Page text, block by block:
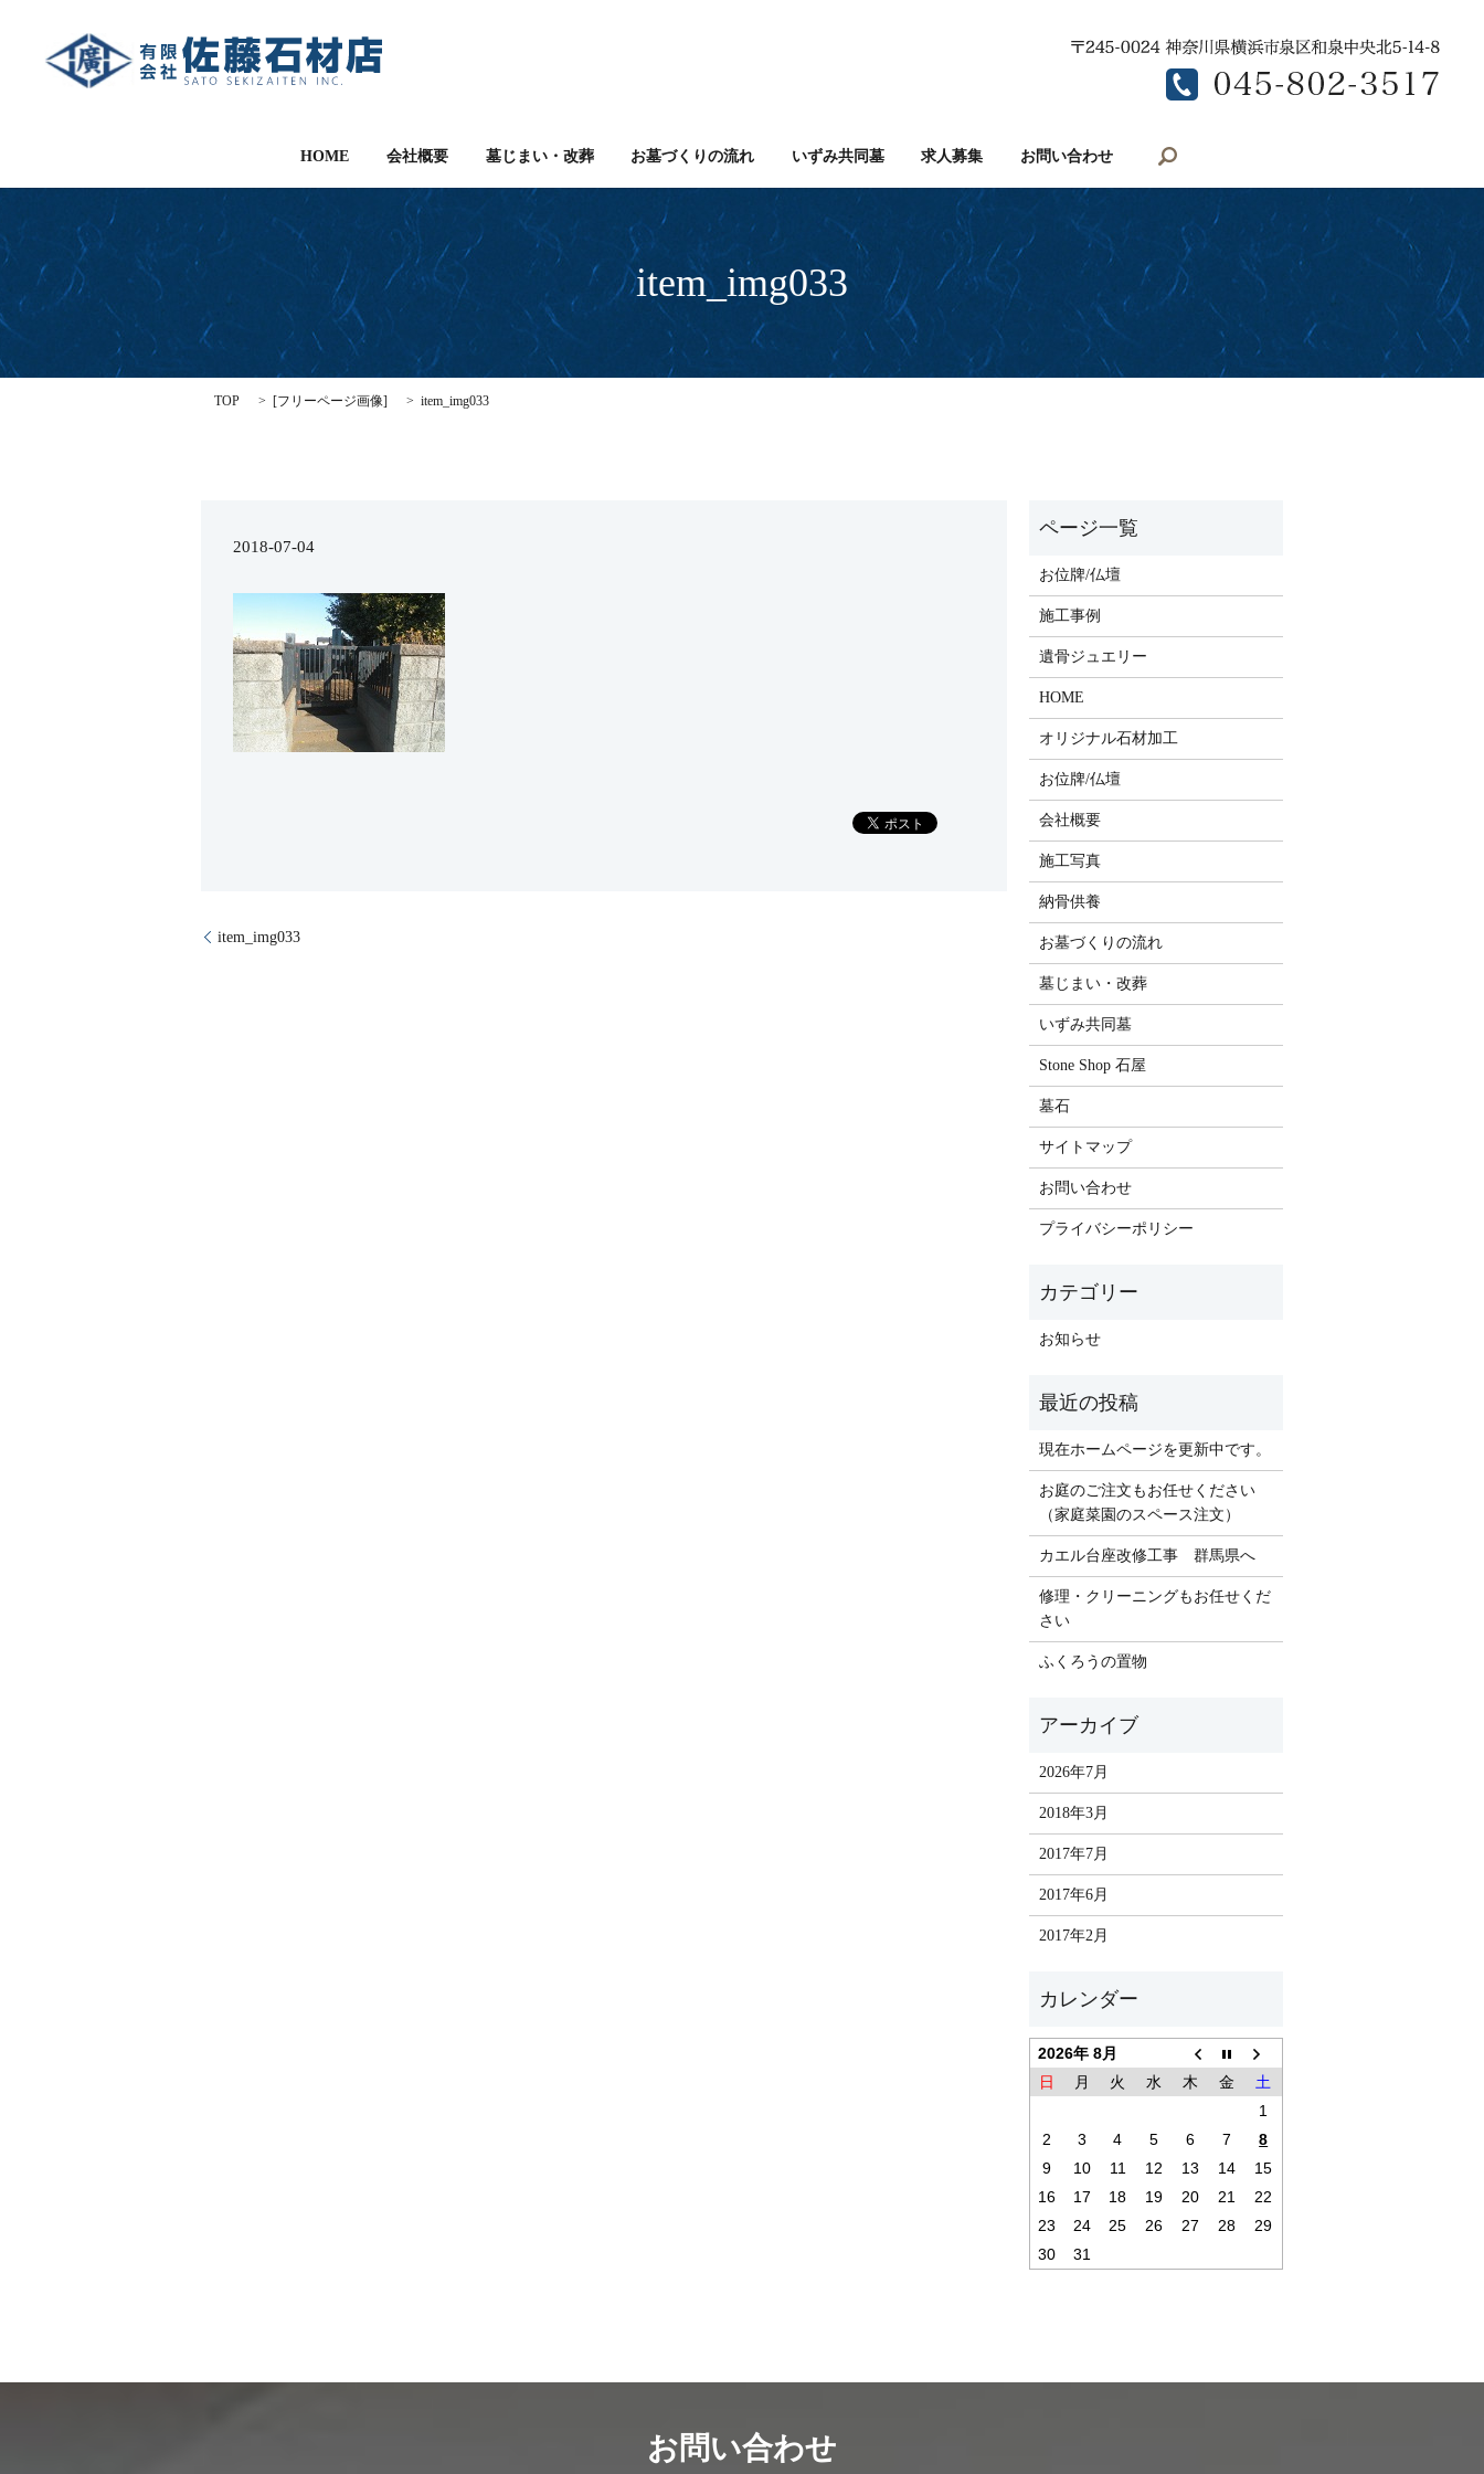
HOME 会社概要 墓じまい・改葬 お墓づくりの流れ いずみ共同墓 求人募集 お問い合わせ
item_img033
TOP [フリーページ画像] item_img033
2018-07-04
item_img033
お位牌/仏壇
施工事例
遺骨ジュエリー
HOME
オリジナル石材加工
お位牌/仏壇
会社概要
施工写真
納骨供養
お墓づくりの流れ
墓じまい・改葬
いずみ共同墓
Stone Shop 石屋
墓石
サイトマップ
お問い合わせ
プライバシーポリシー
お知らせ
現在ホームページを更新中です。
お庭のご注文もお任せください
（家庭菜園のスペース注文）
カエル台座改修工事 群馬県へ
修理・クリーニングもお任せくだ
さい
ふくろうの置物
2026年7月
2018年3月
2017年7月
2017年6月
2017年2月
2026年 8月
日
月 火 水 木 金
土
1
2
3 4 5 6 7
8
9
10 11 12 13 14
15
16
17 18 19 20 21
22
23
24 25 26 27 28
29
30
31
お問い合わせ